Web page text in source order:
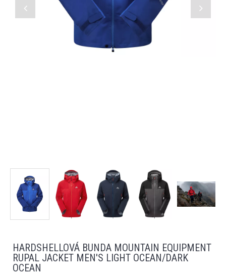
HARDSHELLOVÁ BUNDA MOUNTAIN EQUIPMENT
RUPAL JACKET MEN'S LIGHT OCEAN/DARK
OCEAN